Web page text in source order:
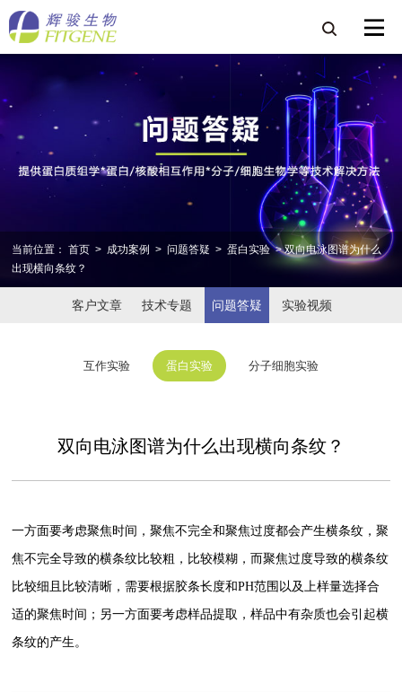
当前位置： 首页 > 成功案例 > 问题答疑 > 蛋白实验 > 双向电泳图谱为什么
出现横向条纹？
客户文章 技术专题 问题答疑 实验视频
互作实验 蛋白实验 分子细胞实验
双向电泳图谱为什么出现横向条纹？
一方面要考虑聚焦时间，聚焦不完全和聚焦过度都会产生横条纹，聚
焦不完全导致的横条纹比较粗，比较模糊，而聚焦过度导致的横条纹
比较细且比较清晰，需要根据胶条长度和PH范围以及上样量选择合
适的聚焦时间；另一方面要考虑样品提取，样品中有杂质也会引起横
条纹的产生。